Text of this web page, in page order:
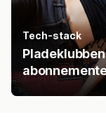
Tech-stack